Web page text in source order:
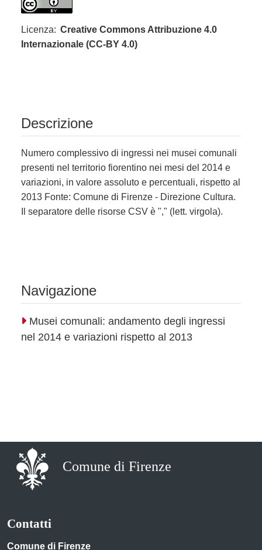
Licenza: Creative Commons Attribuzione 4.0
Internazionale (CC-BY 4.0)
Descrizione
Numero complessivo di ingressi nei musei comunali
presenti nel territorio fiorentino nei mesi del 2014 e
variazioni, in valore assoluto e percentuali, rispetto al
2013 Fonte: Comune di Firenze - Direzione Cultura.
Il separatore delle risorse CSV è "," (lett. virgola).
Navigazione
Musei comunali: andamento degli ingressi
nel 2014 e variazioni rispetto al 2013
Comune di Firenze
Contatti
Comune di Firenze